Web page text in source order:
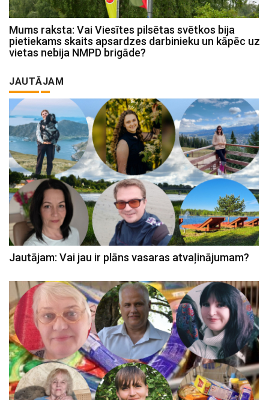
Mums raksta: Vai Viesītes pilsētas svētkos bija
pietiekams skaits apsardzes darbinieku un kāpēc uz
vietas nebija NMPD brigāde?
JAUTĀJAM
Jautājam: Vai jau ir plāns vasaras atvaļinājumam?